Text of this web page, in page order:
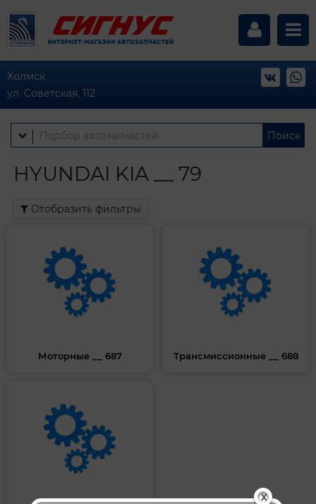
X
Холмск
ул. Советская, 112
Поиск
HYUNDAI KIA __ 79
Отобразить фильтры
Моторные __ 687 Трансмиссионные __ 688